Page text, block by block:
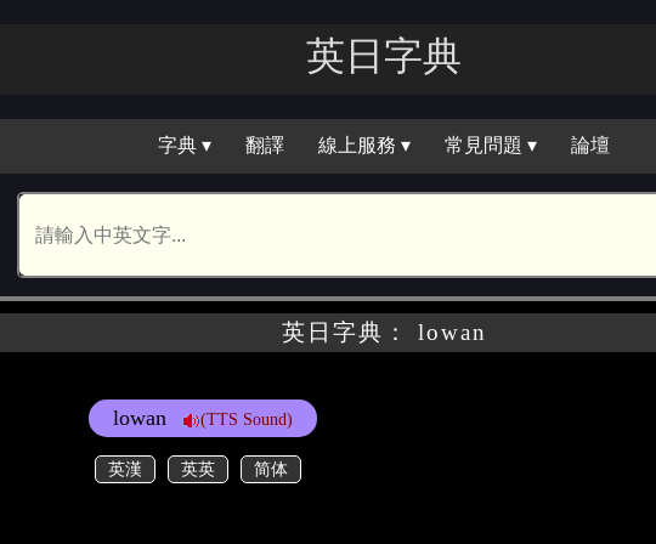
英日字典
字典 ▾ 翻譯 線上服務 ▾ 常見問題 ▾ 論壇
英日字典： lowan
lowan (TTS Sound)
英漢 英英 简体